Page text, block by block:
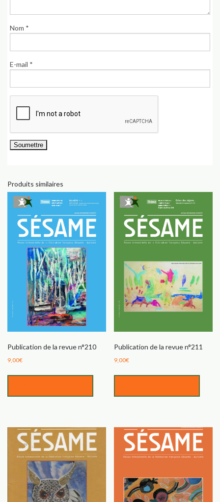
Nom *
E-mail *
Produits similaires
Publication de la revue n°210
9,00€
Publication de la revue n°211
9,00€